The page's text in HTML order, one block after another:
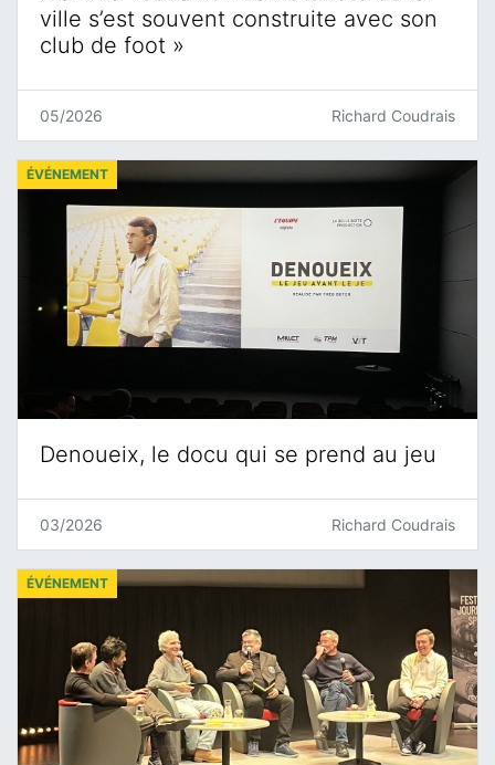
ville s’est souvent construite avec son
club de foot »
05/2026 Richard Coudrais
Denoueix, le docu qui se prend au jeu
ÉVÉNEMENT
03/2026 Richard Coudrais
ÉVÉNEMENT